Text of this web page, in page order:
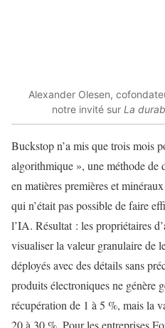
Alexander Olesen,
notre invité sur La
Buckstop n’a mis que trois mois
algorithmique », une méthode de
en matières premières et
qui n’était pas possible de faire
l’IA. Résultat : les propriétaires
visualiser la valeur granulaire de
déployés avec des détails sans
produits électroniques ne génère
récupération de 1 à 5 %, mais la